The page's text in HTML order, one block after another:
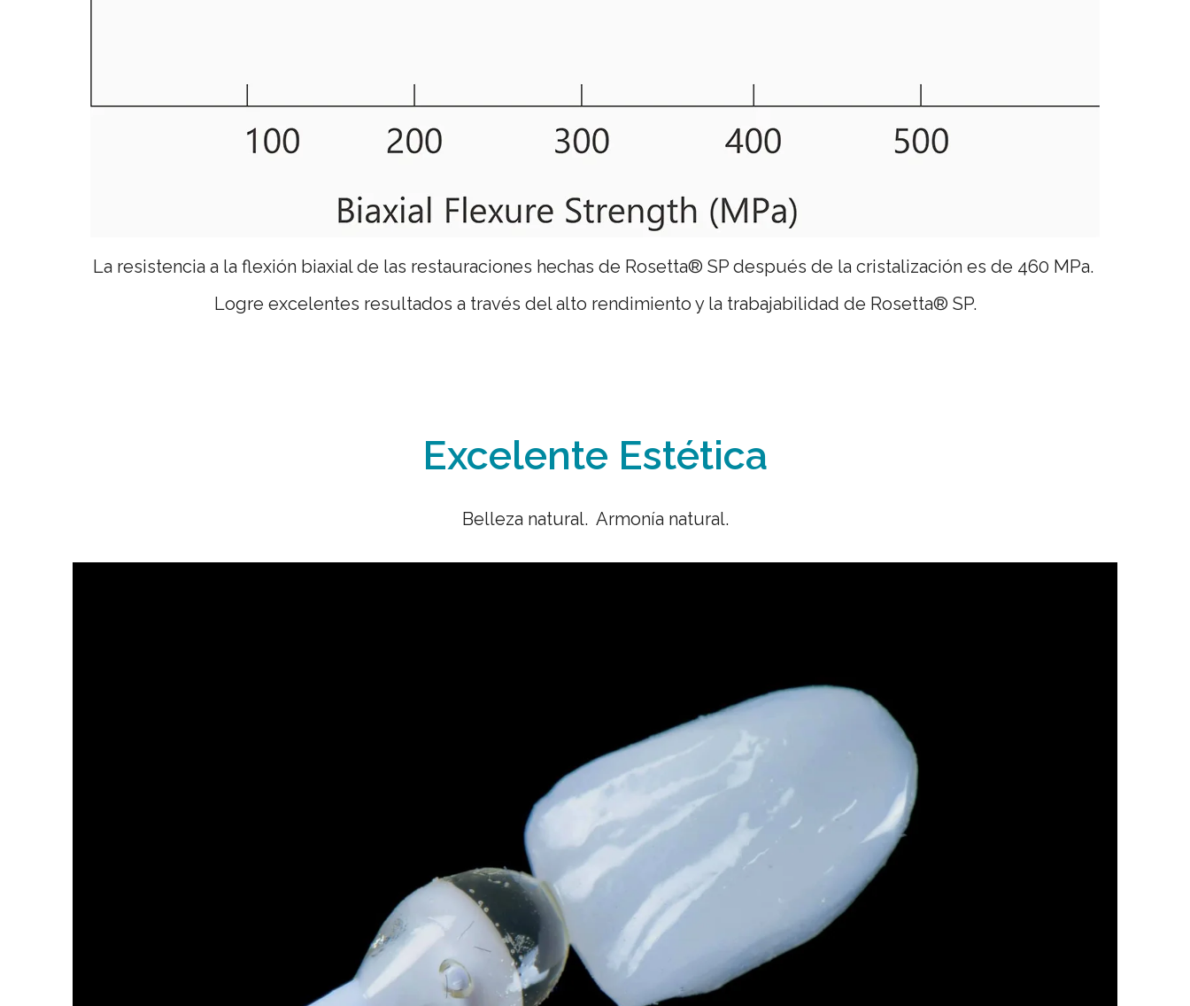
La resistencia a la flexión biaxial de las restauraciones hechas de Rosetta® SP después de la cristalización es de 460 MPa.
Logre excelentes resultados a través del alto rendimiento y la trabajabilidad de Rosetta® SP.
Excelente Estética
Belleza natural. Armonía natural.